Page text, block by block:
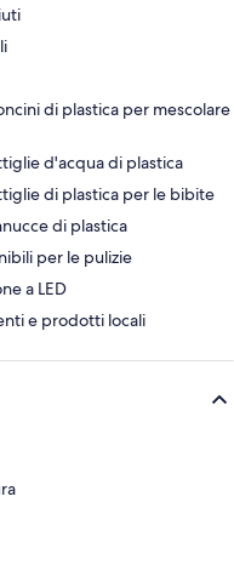
di plastica per mescolare
d'acqua di plastica
di plastica per le bibite
di plastica
per le pulizie
a LED
e prodotti locali